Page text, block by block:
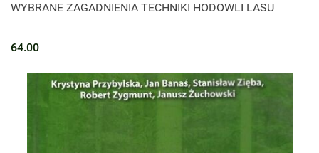
WYBRANE ZAGADNIENIA TECHNIKI HODOWLI LASU
64.00